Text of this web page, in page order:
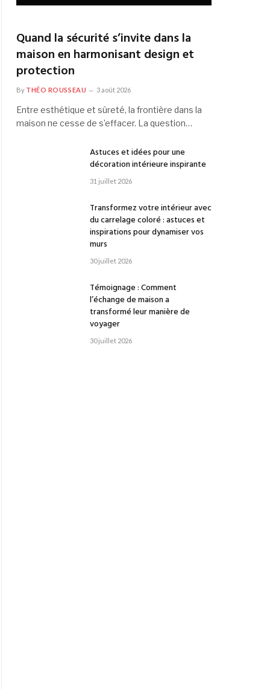
Quand la sécurité s’invite dans la
maison en harmonisant design et
protection
By THÉO ROUSSEAU 3 août 2026
Entre esthétique et sûreté, la frontière dans la
maison ne cesse de s’effacer. La question…
Astuces et idées pour une
décoration intérieure inspirante
31 juillet 2026
Transformez votre intérieur avec
du carrelage coloré : astuces et
inspirations pour dynamiser vos
murs
30 juillet 2026
Témoignage : Comment
l’échange de maison a
transformé leur manière de
voyager
30 juillet 2026